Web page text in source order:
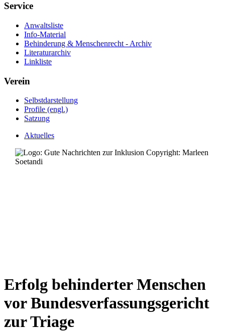
Service
Anwaltsliste
Info-Material
Behinderung & Menschenrecht - Archiv
Literaturarchiv
Linkliste
Verein
Selbstdarstellung
Profile (engl.)
Satzung
Aktuelles
Erfolg behinderter Menschen
vor Bundesverfassungsgericht
zur Triage